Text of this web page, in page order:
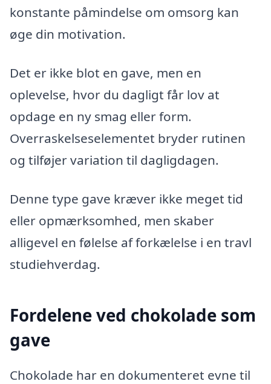
konstante påmindelse om omsorg kan
øge din motivation.
Det er ikke blot en gave, men en
oplevelse, hvor du dagligt får lov at
opdage en ny smag eller form.
Overraskelseselementet bryder rutinen
og tilføjer variation til dagligdagen.
Denne type gave kræver ikke meget tid
eller opmærksomhed, men skaber
alligevel en følelse af forkælelse i en travl
studiehverdag.
Fordelene ved chokolade som
gave
Chokolade har en dokumenteret evne til